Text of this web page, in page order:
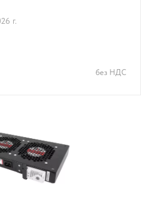
г.
без НДС